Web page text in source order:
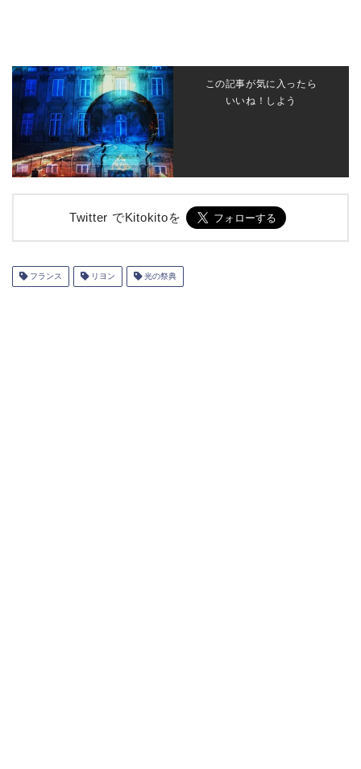
この記事が気に入ったら
いいね！しよう
Twitter でKitokitoを
フランス リヨン 光の祭典